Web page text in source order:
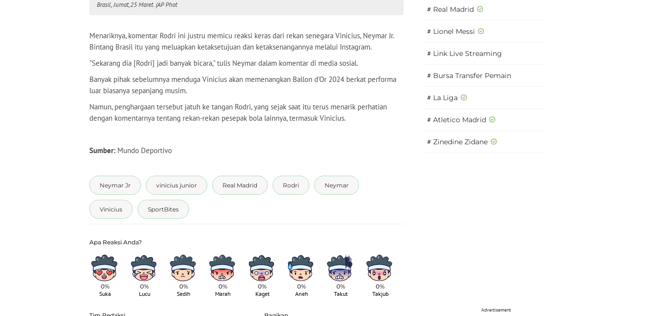
Brasil, Jumat,25 Maret. (AP Phot
Menariknya, komentar Rodri ini justru memicu reaksi keras dari rekan senegara Vinicius, Neymar Jr.
Bintang Brasil itu yang meluapkan ketaksetujuan dan ketaksenangannya melalui Instagram.
"Sekarang dia [Rodri] jadi banyak bicara," tulis Neymar dalam komentar di media sosial.
Banyak pihak sebelumnya menduga Vinicius akan memenangkan Ballon d'Or 2024 berkat performa
luar biasanya sepanjang musim.
Namun, penghargaan tersebut jatuh ke tangan Rodri, yang sejak saat itu terus menarik perhatian
dengan komentarnya tentang rekan-rekan pesepak bola lainnya, termasuk Vinicius.
Sumber: Mundo Deportivo
Neymar Jr vinicius junior Real Madrid Rodri Neymar
Vinicius SportBites
0%
Suka
0%
Lucu
0%
Sedih
0%
Marah
0%
Kaget
0%
Aneh
0%
Takut
0%
Takjub
# Real Madrid
# Lionel Messi
# Link Live Streaming
# Bursa Transfer Pemain
# La Liga
# Atletico Madrid
# Zinedine Zidane
Advertisement